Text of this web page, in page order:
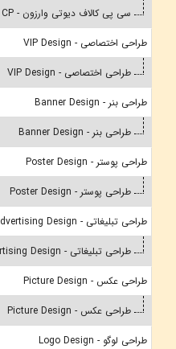
سی پی کالاف دیوتی وارزون - Call Of Duty warzone CP
طراحی اختصاصی - VIP Design
طراحی اختصاصی - VIP Design
طراحی بنر - Banner Design
طراحی بنر - Banner Design
طراحی پوستر - Poster Design
طراحی پوستر - Poster Design
طراحی تبلیغاتی - Advertising Design
طراحی تبلیغاتی - Advertising Design
طراحی عکس - Picture Design
طراحی عکس - Picture Design
طراحی لوگو - Logo Design